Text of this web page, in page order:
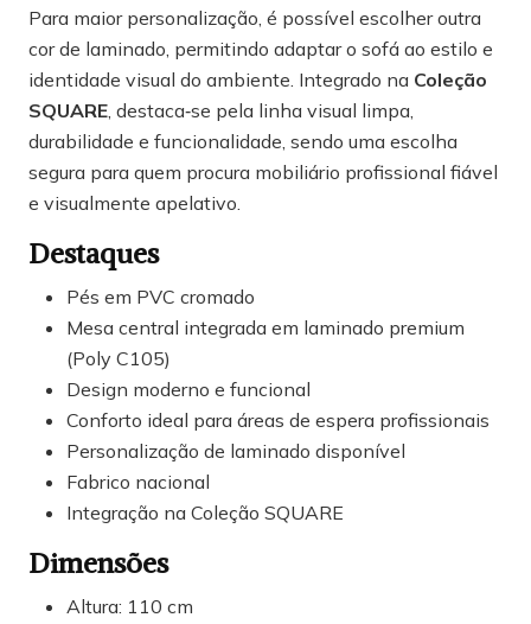
Para maior personalização, é possível escolher outra
cor de laminado, permitindo adaptar o sofá ao estilo e
identidade visual do ambiente. Integrado na Coleção
SQUARE, destaca‑se pela linha visual limpa,
durabilidade e funcionalidade, sendo uma escolha
segura para quem procura mobiliário profissional fiável
e visualmente apelativo.
Destaques
Pés em PVC cromado
Mesa central integrada em laminado premium
(Poly C105)
Design moderno e funcional
Conforto ideal para áreas de espera profissionais
Personalização de laminado disponível
Fabrico nacional
Integração na Coleção SQUARE
Dimensões
Altura: 110 cm